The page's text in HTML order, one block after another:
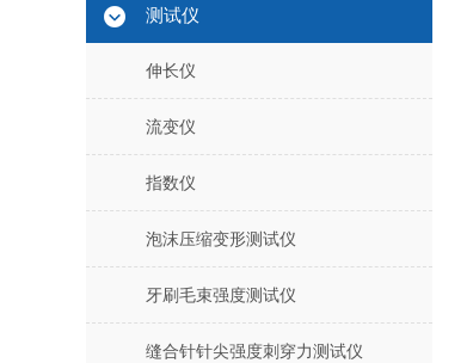
测试仪
伸长仪
流变仪
指数仪
泡沫压缩变形测试仪
牙刷毛束强度测试仪
缝合针针尖强度刺穿力测试仪